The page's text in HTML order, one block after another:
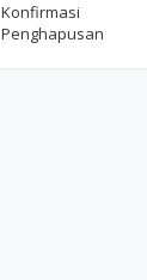
Konfirmasi
Penghapusan